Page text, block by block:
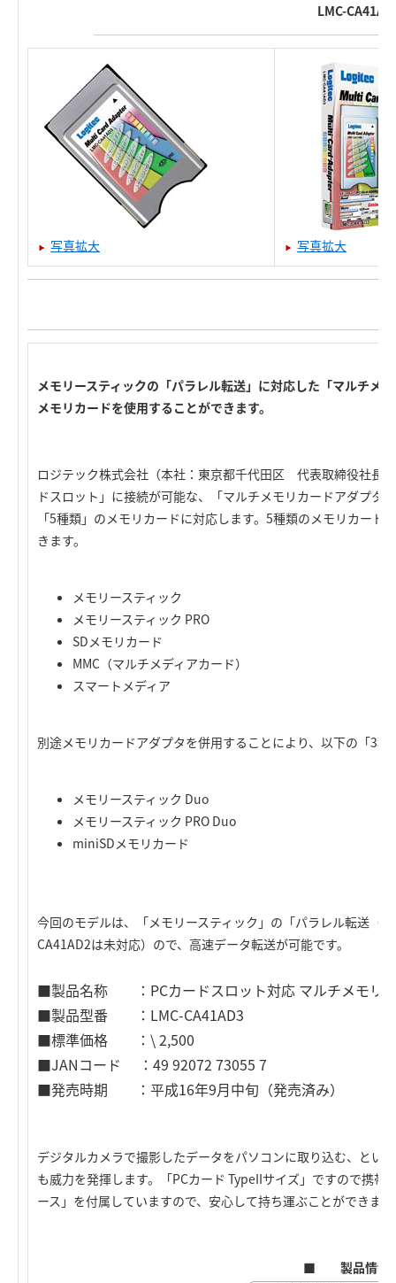
LMC-
写真拡大 写真拡大
メモリースティックの「パラレル転送」に対応した「マルチメ
メモリカードを使用することができます。
ロジテック株式会社（本社：東京都千代田区 代表取締役社長
ドスロット」に接続が可能な、「マルチメモリカードアダプタ
「5種類」のメモリカードに対応します。5種類のメモリカー
きます。
メモリースティック
メモリースティック PRO
SDメモリカード
MMC（マルチメディアカード）
スマートメディア
別途メモリカードアダプタを併用することにより、以下の「3
メモリースティック Duo
メモリースティック PRO Duo
miniSDメモリカード
今回のモデルは、「メモリースティック」の「パラレル転送（
CA41AD2は未対応）ので、高速データ転送が可能です。
■製品名称 ：PCカードスロット対応 マルチメモリ
■製品型番 ：LMC-CA41AD3
■標準価格 ：\ 2,500
■JANコード ：49 92072 73055 7
■発売時期 ：平成16年9月中旬（発売済み）
デジタルカメラで撮影したデータをパソコンに取り込む、とい
も威力を発揮します。「PCカード TypeIIサイズ」ですので携
ース」を付属していますので、安心して持ち運ぶことができま
■ 製品情